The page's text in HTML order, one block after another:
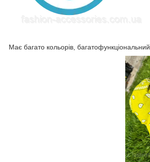
Має багато кольорів, багатофункціональний